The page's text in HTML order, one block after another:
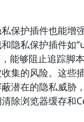
保护插件也能增
隐私保护插件如
能够阻止追踪脚
集的风险。这些
潜在的隐私威胁
除浏览器缓存和